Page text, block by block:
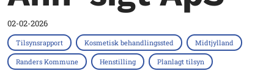
02-02-2026
Tilsynsrapport Kosmetisk behandlingssted Midtjylland
Randers Kommune Henstilling Planlagt tilsyn